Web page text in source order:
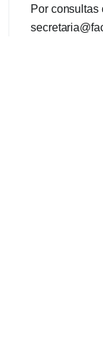
Por consultas